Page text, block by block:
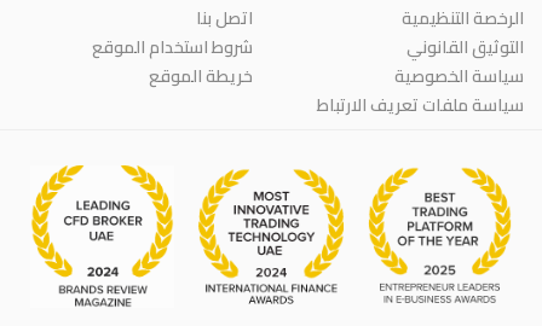
الرخصة التنظيمية
التوثيق القانوني
سياسة الخصوصية
سياسة ملفات تعريف الارتباط
اتصل بنا
شروط استخدام الموقع
خريطة الموقع